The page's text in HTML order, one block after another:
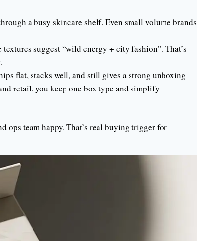
a busy skincare shelf. Even small volume brands
suggest “wild energy + city fashion”. That’s
flat, stacks well, and still gives a strong unboxing
retail, you keep one box type and simplify
ops team happy. That’s real buying trigger for